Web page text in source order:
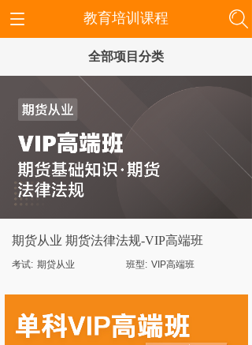
全部项目分类
期货从业 期货法律法规-VIP高端班
考试: 期贷从业 班型: VIP高端班
教育培训课程